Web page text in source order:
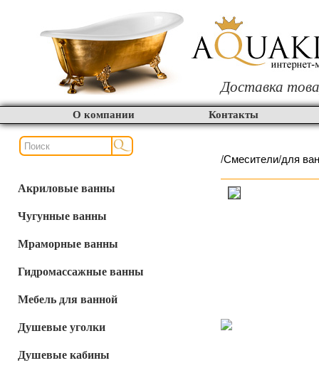
Доставка
О компании Контакты
Акриловые ванны
Чугунные ванны
Мраморные ванны
Гидромассажные ванны
Мебель для ванной
Душевые уголки
Душевые кабины
/Смесители/для